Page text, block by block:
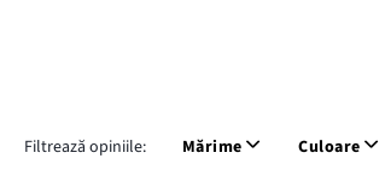
Filtrează opiniile: Mărime Culoare